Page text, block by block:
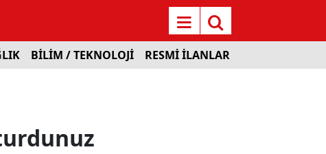
BİLİM / TEKNOLOJİ RESMİ İLANLAR